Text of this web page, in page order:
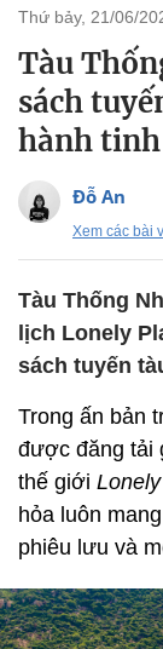
thứ bảy, 21/06/
Tàu
sách
hành tinh
Đỗ An
Xem các bài
Tàu Thống
lịch Lonely
sách tuyến
Trong ấn bản
được đăng tải
thế giới
hỏa luôn
phiêu lưu và